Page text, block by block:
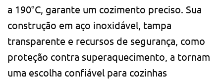
a 190°C, garante um cozimento preciso. Sua
construção em aço inoxidável, tampa
transparente e recursos de segurança, como
proteção contra superaquecimento, a tornam
uma escolha confiável para cozinhas